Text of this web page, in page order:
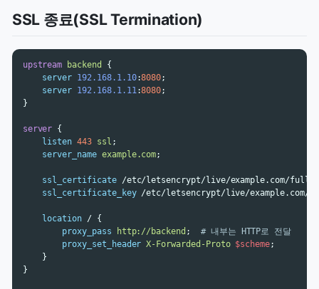
SSL 종료(SSL Termination)
upstream backend
{
server 192.168.1.10:8080;
server 192.168.1.11 :8080;
}
server {
listen 443 ssl ;
server_name example.com;
ssl_certificate /etc/letsencrypt/live/example.com/
ssl_certificate_key /etc/letsencrypt/live/example.com/
location /
{
proxy_pass
http://backend ;
# 내부는 HTTP로 전달
proxy_set_header X-Forwarded-Proto $scheme;
}
}